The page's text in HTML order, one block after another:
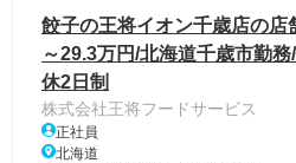
餃子の王将イオン千歳店の店
～29.3万円/北海道千歳市勤
休2日制
株式会社王将フードサービス
正社員
北海道